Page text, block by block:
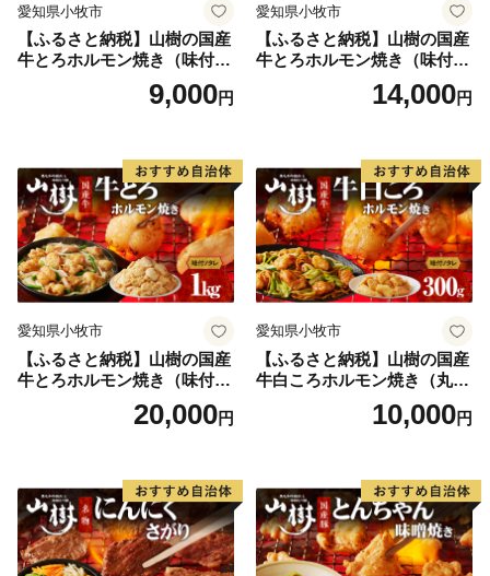
愛知県小牧市
【ふるさと納税】山樹の国産
牛とろホルモン焼き（味付/
9,000円
愛知県小牧市
【ふるさと納税】山樹の国産
牛とろホルモン焼き（味付/
タレ） 600g ホルモン 肉
牛肉 山樹 国産牛 とろホルモ
タレ にんにく バーベキュー
BBQ 炒め物 ホルモン丼 野菜
炒め 焼きうどん 下処理済み
愛知県 小牧市 冷凍 送料無料
14,000円
愛知県小牧市
【ふるさと納税】山樹の国産
牛とろホルモン焼き（味付
20,000円
愛知県小牧市
【ふるさと納税】山樹の国産
牛白ころホルモン焼き（丸
腸）味付 300g 肉 牛肉 山
樹 国産牛 白ころホルモン焼
ベキュー 炒め物 ホルモン丼
野菜炒め 焼きうどん 下処理
済み 愛知県 小牧市 送料無料
10,000円